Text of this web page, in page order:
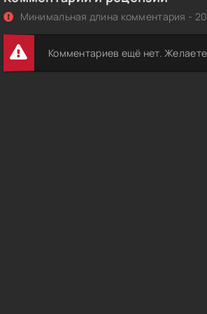
Минимальная длина комментария -
Комментариев ещё нет.